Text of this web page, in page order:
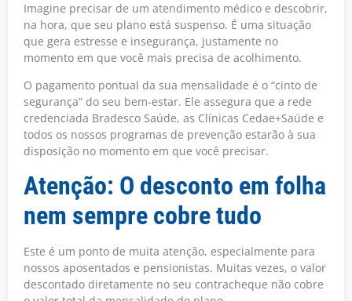
Imagine precisar de um atendimento médico e descobrir,
na hora, que seu plano está suspenso. É uma situação
que gera estresse e insegurança, justamente no
momento em que você mais precisa de acolhimento.
O pagamento pontual da sua mensalidade é o “cinto de
segurança” do seu bem-estar. Ele assegura que a rede
credenciada Bradesco Saúde, as Clínicas Cedae+Saúde e
todos os nossos programas de prevenção estarão à sua
disposição no momento em que você precisar.
Atenção: O desconto em folha
nem sempre cobre tudo
Este é um ponto de muita atenção, especialmente para
nossos aposentados e pensionistas. Muitas vezes, o valor
descontado diretamente no seu contracheque não cobre